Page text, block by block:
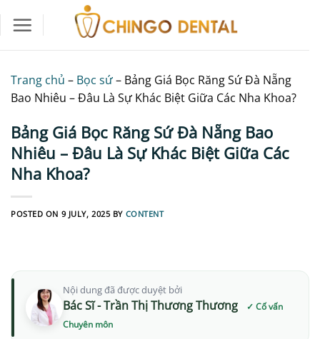
Trang chủ – Bọc sứ– Bảng Giá Bọc Răng Sứ Đà Nẵng
Bao Nhiêu – Đâu Là Sự Khác Biệt Giữa Các Nha Khoa?
Bảng Giá Bọc Răng Sứ Đà Nẵng Bao
Nhiêu – Đâu Là Sự Khác Biệt Giữa Các
Nha Khoa?
POSTED ON 9 JULY, 2025 BY CONTENT
Nội dung đã được duyệt bởi
Bác Sĩ - Trần Thị Thương Thương